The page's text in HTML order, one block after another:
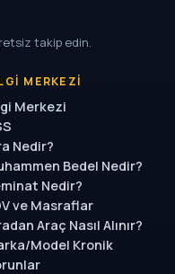
takip edin.
MERKEZI
Merkezi
Nedir?
Bedel Nedir?
Nedir?
ve Masraflar
Araç Nasıl Alınır?
Model Kronik